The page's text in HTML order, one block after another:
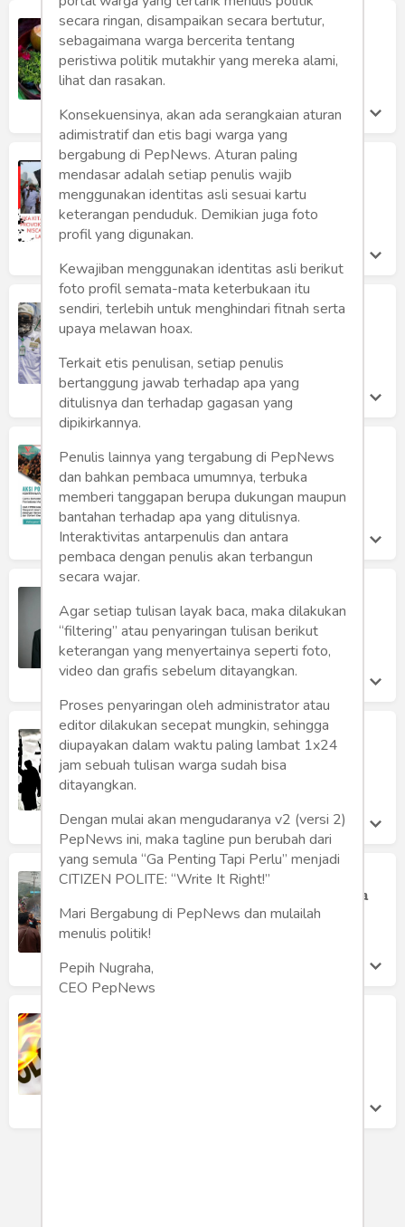
Sesajen
Vika Klaretha Dyahsasanti
Rabu 12 Jan, 2022
Aksi Intoleransi Picu Perpecahan
Bangsa
Admin Pep News
Senin 18 Oct, 2021
Masyarakat Tolak Pemuka Agama
Ajarkan Intoleransi
Kamis 11 Feb, 2021
FPMSI Ajak Masyarakat Melawan
Paham Radikalisme dan Tolak Aksi
Intoleransi
Rusdil Fikri
Selasa 21 Apr, 2020
Menjadi Masalah?
Honing Alvianto Bana
Selasa 21 Apr, 2020
Dukung Pemerintah Berantas
Radikalisme dan Intoleransi
Rusdil Fikri
Kamis 9 Apr, 2020
Menjadikan Intoleransi dan
Radikalisme Sebagai Musuh Bersama
Rusdil Fikri
Sabtu 19 Oct, 2019
secara ringan, disampaikan secara bertutur,
sebagaimana warga bercerita tentang
peristiwa politik mutakhir yang mereka alami,
lihat dan rasakan.
Konsekuensinya, akan ada serangkaian aturan
adimistratif dan etis bagi warga yang
bergabung di PepNews. Aturan paling
mendasar adalah setiap penulis wajib
menggunakan identitas asli sesuai kartu
keterangan penduduk. Demikian juga foto
profil yang digunakan.
Kewajiban menggunakan identitas asli berikut
foto profil semata-mata keterbukaan itu
sendiri, terlebih untuk menghindari fitnah serta
upaya melawan hoax.
Terkait etis penulisan, setiap penulis
bertanggung jawab terhadap apa yang
ditulisnya dan terhadap gagasan yang
dipikirkannya.
Penulis lainnya yang tergabung di PepNews
dan bahkan pembaca umumnya, terbuka
memberi tanggapan berupa dukungan maupun
bantahan terhadap apa yang ditulisnya.
Interaktivitas antarpenulis dan antara
pembaca dengan penulis akan terbangun
secara wajar.
Agar setiap tulisan layak baca, maka dilakukan
“filtering” atau penyaringan tulisan berikut
keterangan yang menyertainya seperti foto,
video dan grafis sebelum ditayangkan.
Proses penyaringan oleh administrator atau
editor dilakukan secepat mungkin, sehingga
diupayakan dalam waktu paling lambat 1x24
jam sebuah tulisan warga sudah bisa
ditayangkan.
Dengan mulai akan mengudaranya v2 (versi 2)
PepNews ini, maka tagline pun berubah dari
yang semula “Ga Penting Tapi Perlu” menjadi
CITIZEN POLITE: “Write It Right!”
Mari Bergabung di PepNews dan mulailah
menulis politik!
Pepih Nugraha,
CEO PepNews